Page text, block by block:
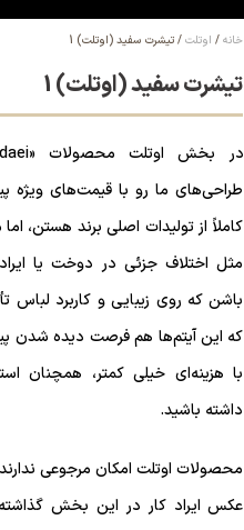
خانه اوتلت تیشرت سفید (اوتلت) 1
تیشرت سفید (اوتلت) 1
طراحی‌های ما رو با قیمت‌های ویژه
کاملاً از تولیدات اصلی برند هستن،
مثل اختلاف جزئی در دوخت یا
باشن که روی زیبایی و کاربرد لباس
که این آیتم‌ها هم فرصت دیده شدن
با هزینه‌ای خیلی کمتر، همچنان
داشته باشید.
محصولات اوتلت امکان مرجوعی ندارند
عکس ایراد کار در این بخش